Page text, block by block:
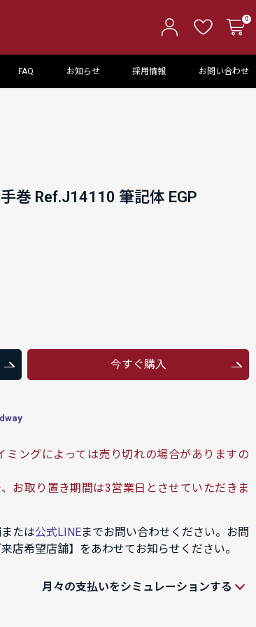
0
FAQ お知らせ 採用情報 お問い合わせ
巻 Ref.J14110 筆記体 EGP
今すぐ購入
ングによっては売り切れの場合がありますの
お取り置き期間は3営業日とさせていただきま
たは公式LINEまでお問い合わせください。お問
店希望店舗】をあわせてお知らせください。
月々の支払いをシミュレーションする